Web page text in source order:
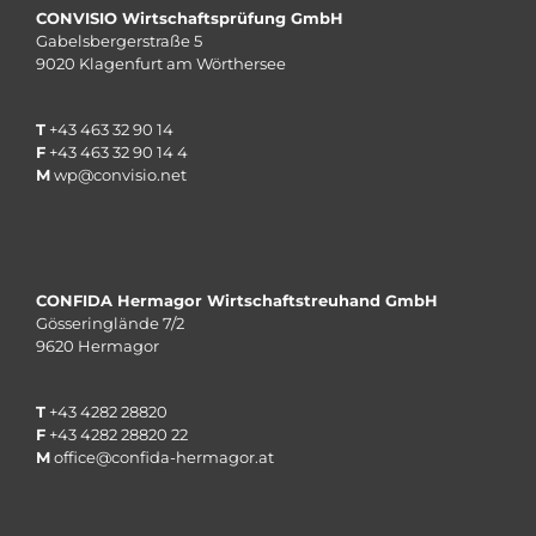
CONVISIO Wirtschaftsprüfung GmbH
Gabelsbergerstraße 5
9020 Klagenfurt am Wörthersee
T +43 463 32 90 14
F +43 463 32 90 14 4
Mwp@convisio.net
CONFIDA Hermagor Wirtschaftstreuhand GmbH
Gösseringlände 7/2
9620 Hermagor
T +43 4282 28820
F +43 4282 28820 22
Moffice@confida-hermagor.at